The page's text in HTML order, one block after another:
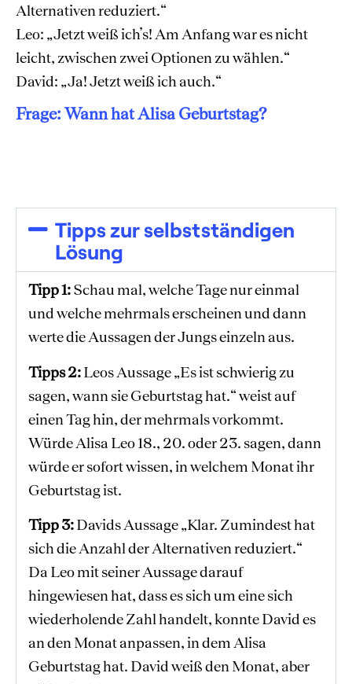
Alternativen reduziert.“
Leo: „Jetzt weiß ich’s! Am Anfang war es nicht
leicht, zwischen zwei Optionen zu wählen.“
David: „Ja! Jetzt weiß ich auch.“
Frage: Wann hat Alisa Geburtstag?
Tipps zur selbstständigen
Lösung ​
Tipp 1:Schau mal, welche Tage nur einmal
und welche mehrmals erscheinen und dann
werte die Aussagen der Jungs einzeln aus.
Tipps 2:Leos Aussage „Es ist schwierig zu
sagen, wann sie Geburtstag hat.“ weist auf
einen Tag hin, der mehrmals vorkommt.
Würde Alisa Leo 18., 20. oder 23. sagen, dann
würde er sofort wissen, in welchem Monat ihr
Geburtstag ist.
Tipp 3:Davids Aussage „Klar. Zumindest hat
sich die Anzahl der Alternativen reduziert.“
Da Leo mit seiner Aussage darauf
hingewiesen hat, dass es sich um eine sich
wiederholende Zahl handelt, konnte David es
an den Monat anpassen, in dem Alisa
Geburtstag hat. David weiß den Monat, aber